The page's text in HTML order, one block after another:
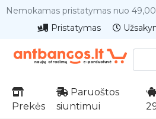
Nemokamas pristatymas nuo
Pristatymas
Prekės
Paruoštos
siuntimui